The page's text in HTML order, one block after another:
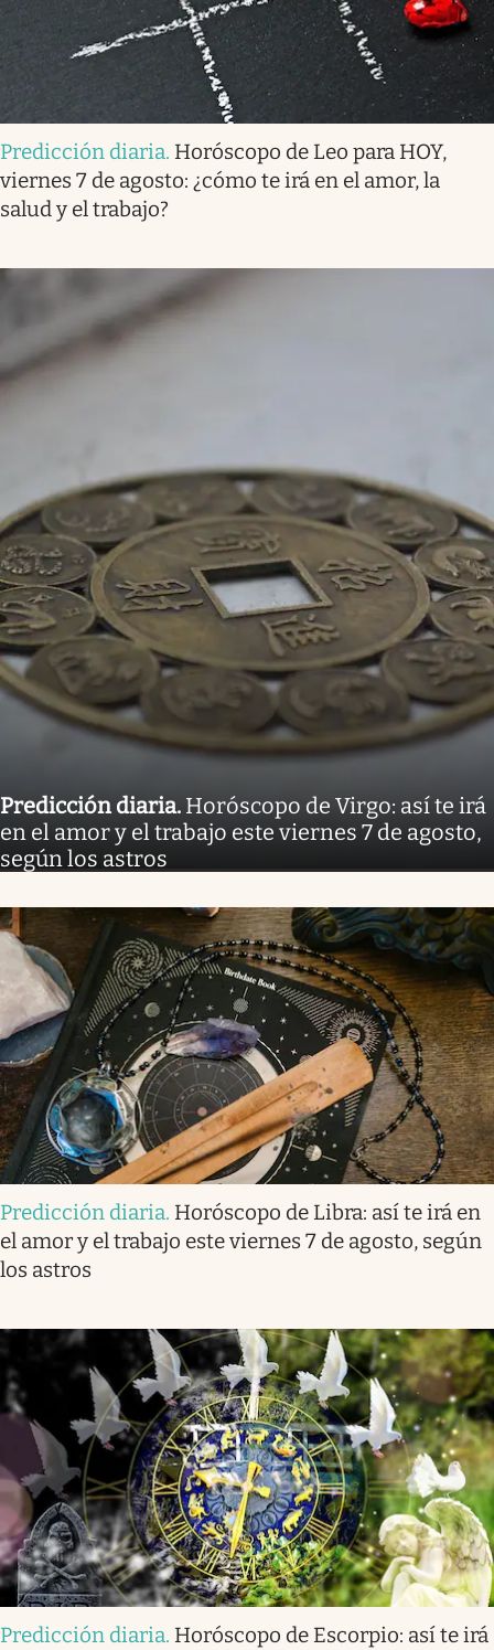
Predicción diaria. Horóscopo de Leo para HOY,
viernes 7 de agosto: ¿cómo te irá en el amor, la
salud y el trabajo?
Predicción diaria. Horóscopo de Virgo: así te irá
en el amor y el trabajo este viernes 7 de agosto,
según los astros
Predicción diaria. Horóscopo de Libra: así te irá en
el amor y el trabajo este viernes 7 de agosto, según
los astros
Predicción diaria. Horóscopo de Escorpio: así te irá